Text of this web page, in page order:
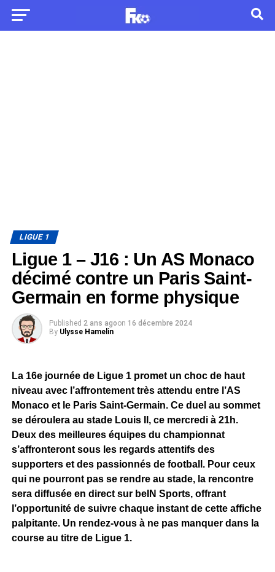
LIGUE 1
Ligue 1 – J16 : Un AS Monaco
décimé contre un Paris Saint-
Germain en forme physique
Published 2 ans agoon 16 décembre 2024
By Ulysse Hamelin
La 16e journée de Ligue 1 promet un choc de haut
niveau avec l’affrontement très attendu entre l’AS
Monaco et le Paris Saint-Germain. Ce duel au sommet
se déroulera au stade Louis II, ce mercredi à 21h.
Deux des meilleures équipes du championnat
s’affronteront sous les regards attentifs des
supporters et des passionnés de football. Pour ceux
qui ne pourront pas se rendre au stade, la rencontre
sera diffusée en direct sur beIN Sports, offrant
l’opportunité de suivre chaque instant de cette affiche
palpitante. Un rendez-vous à ne pas manquer dans la
course au titre de Ligue 1.